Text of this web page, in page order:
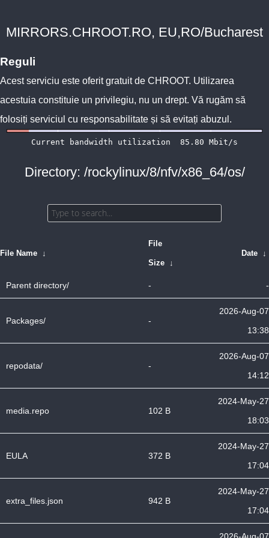
MIRRORS.CHROOT.RO, EU,RO/Bucharest
Reguli
Acest serviciu este oferit gratuit de CHROOT. Utilizarea
acestuia constituie un privilegiu, nu un drept. Vă rugăm să
folosiți serviciul cu responsabilitate și să evitați abuzul.
Directory: /rockylinux/8/nfv/x86_64/os/
File Name ↓
File
Size ↓
Date ↓
Parent directory/ - -
Packages/ -
2026-Aug-07
13:38
repodata/ -
2026-Aug-07
14:12
media.repo 102 B
2024-May-27
18:03
EULA 372 B
2024-May-27
17:04
extra_files.json 942 B
2024-May-27
17:04